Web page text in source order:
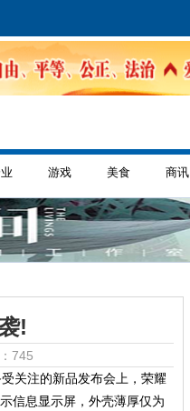
游戏 美食 商讯
!
745
关注的新品发布会上，荣耀
信息显示屏，外壳薄厚仅为